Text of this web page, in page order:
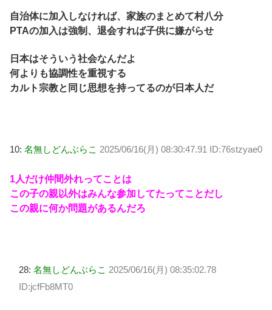
自治体に加入しなければ、家族のまとめて村八分
PTAの加入は強制、退会すれば子供に嫌がらせ
日本はそういう社会なんだよ
何よりも協調性を重視する
カルト宗教と同じ思想を持ってるのが日本人だ
10: 名無しどんぶらこ 2025/06/16(月) 08:30:47.91 ID:76stzyae0
1人だけ仲間外れってことは
この子の親以外はみんな参加してたってことだし
この親に何か問題があるんだろ
28: 名無しどんぶらこ 2025/06/16(月) 08:35:02.78
ID:jcfFb8MT0